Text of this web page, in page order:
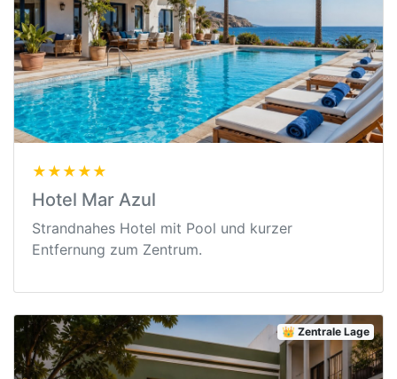
★★★★★
Hotel Mar Azul
Strandnahes Hotel mit Pool und kurzer
Entfernung zum Zentrum.
👑 Zentrale Lage